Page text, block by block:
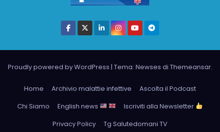
Proudly powered by WordPress | Tema: Newses di Themeansar.
Home Archivio malattie infettive
Ascolta il Podcast
Chi Siamo
English news
Iscriviti alla Newsletter
Privacy Policy
Tg Salutedomani TV